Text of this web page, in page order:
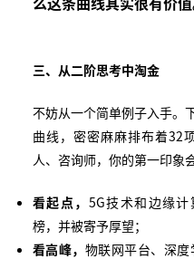
三、从二阶思考中淘金
不妨从一个简单例子入手。
曲线，密密麻麻排布着32
人、咨询师，你的第一印象
看起点， 5G技术和边缘
榜，并被寄予厚望；
看高峰， 物联网平台、深